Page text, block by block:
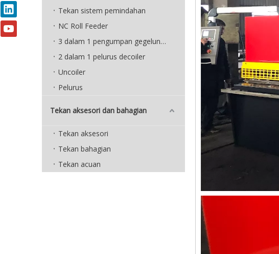
Tekan sistem pemindahan
NC Roll Feeder
3 dalam 1 pengumpan gegelung padat
2 dalam 1 pelurus decoiler
Uncoiler
Pelurus
Tekan aksesori dan bahagian
Tekan aksesori
Tekan bahagian
Tekan acuan